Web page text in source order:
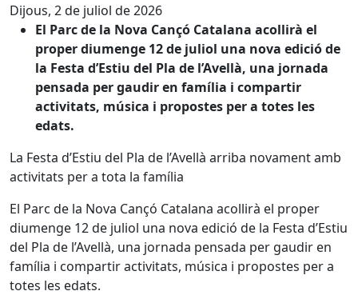
Dijous, 2 de juliol de 2026
El Parc de la Nova Cançó Catalana acollirà el
proper diumenge 12 de juliol una nova edició de
la Festa d’Estiu del Pla de l’Avellà, una jornada
pensada per gaudir en família i compartir
activitats, música i propostes per a totes les
edats.
La Festa d’Estiu del Pla de l’Avellà arriba novament amb
activitats per a tota la família
El Parc de la Nova Cançó Catalana acollirà el proper
diumenge 12 de juliol una nova edició de la Festa d’Estiu
del Pla de l’Avellà, una jornada pensada per gaudir en
família i compartir activitats, música i propostes per a
totes les edats.